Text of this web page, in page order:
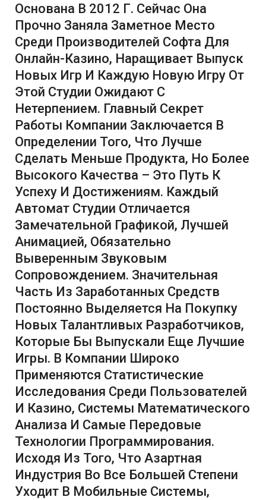
Основана В 2012 Г. Сейчас Она
Прочно Заняла Заметное Место
Среди Производителей Софта Для
Онлайн-Казино, Наращивает Выпуск
Новых Игр И Каждую Новую Игру От
Этой Студии Ожидают С
Нетерпением. Главный Секрет
Работы Компании Заключается В
Определении Того, Что Лучше
Сделать Меньше Продукта, Но Более
Высокого Качества – Это Путь К
Успеху И Достижениям. Каждый
Автомат Студии Отличается
Замечательной Графикой, Лучшей
Анимацией, Обязательно
Выверенным Звуковым
Сопровождением. Значительная
Часть Из Заработанных Средств
Постоянно Выделяется На Покупку
Новых Талантливых Разработчиков,
Которые Бы Выпускали Еще Лучшие
Игры. В Компании Широко
Применяются Статистические
Исследования Среди Пользователей
И Казино, Системы Математического
Анализа И Самые Передовые
Технологии Программирования.
Исходя Из Того, Что Азартная
Индустрия Во Все Большей Степени
Уходит В Мобильные Системы,